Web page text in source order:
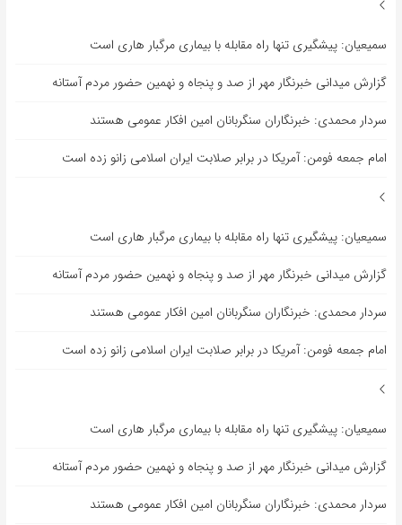
سمیعیان: پیشگیری تنها راه مقابله با بیماری مرگبار هاری است
گزارش میدانی خبرنگار مهر از صد و پنجاه و نهمین حضور مردم آستانه
سردار محمدی: خبرنگاران سنگربانان امین افکار عمومی هستند
امام جمعه فومن: آمریکا در برابر صلابت ایران اسلامی زانو زده است
سمیعیان: پیشگیری تنها راه مقابله با بیماری مرگبار هاری است
گزارش میدانی خبرنگار مهر از صد و پنجاه و نهمین حضور مردم آستانه
سردار محمدی: خبرنگاران سنگربانان امین افکار عمومی هستند
امام جمعه فومن: آمریکا در برابر صلابت ایران اسلامی زانو زده است
سمیعیان: پیشگیری تنها راه مقابله با بیماری مرگبار هاری است
گزارش میدانی خبرنگار مهر از صد و پنجاه و نهمین حضور مردم آستانه
سردار محمدی: خبرنگاران سنگربانان امین افکار عمومی هستند